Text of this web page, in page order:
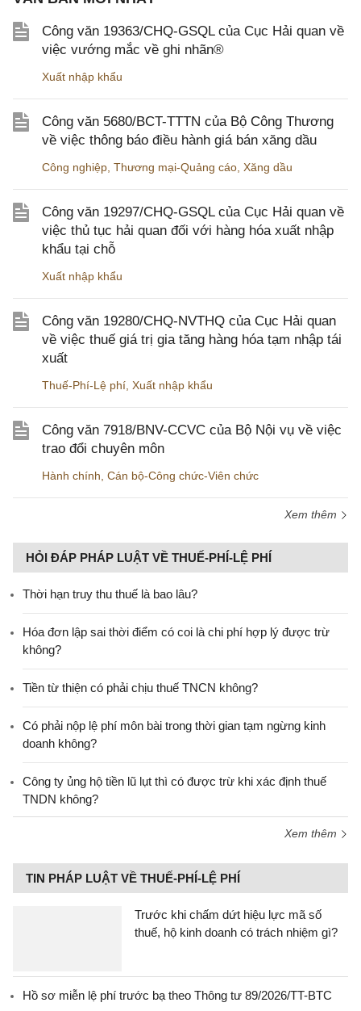
Công văn 19363/CHQ-GSQL của Cục Hải quan về
việc vướng mắc về ghi nhãn®
Xuất nhập khẩu
Công văn 5680/BCT-TTTN của Bộ Công Thương
về việc thông báo điều hành giá bán xăng dầu
Công nghiệp Thương mại-Quảng cáo Xăng dầu
Công văn 19297/CHQ-GSQL của Cục Hải quan về
việc thủ tục hải quan đối với hàng hóa xuất nhập
khẩu tại chỗ
Xuất nhập khẩu
Công văn 19280/CHQ-NVTHQ của Cục Hải quan
về việc thuế giá trị gia tăng hàng hóa tạm nhập tái
xuất
Thuế-Phí-Lệ phí Xuất nhập khẩu
Công văn 7918/BNV-CCVC của Bộ Nội vụ về việc
trao đổi chuyên môn
Hành chính Cán bộ-Công chức-Viên chức
Xem thêm
HỎI ĐÁP PHÁP LUẬT VỀ THUẾ-PHÍ-LỆ PHÍ
Thời hạn truy thu thuế là bao lâu?
Hóa đơn lập sai thời điểm có coi là chi phí hợp lý được trừ
không?
Tiền từ thiện có phải chịu thuế TNCN không?
Có phải nộp lệ phí môn bài trong thời gian tạm ngừng kinh
doanh không?
Công ty ủng hộ tiền lũ lụt thì có được trừ khi xác định thuế
TNDN không?
Xem thêm
TIN PHÁP LUẬT VỀ THUẾ-PHÍ-LỆ PHÍ
Trước khi chấm dứt hiệu lực mã số
thuế, hộ kinh doanh có trách nhiệm gì?
Hồ sơ miễn lệ phí trước bạ theo Thông tư 89/2026/TT-BTC